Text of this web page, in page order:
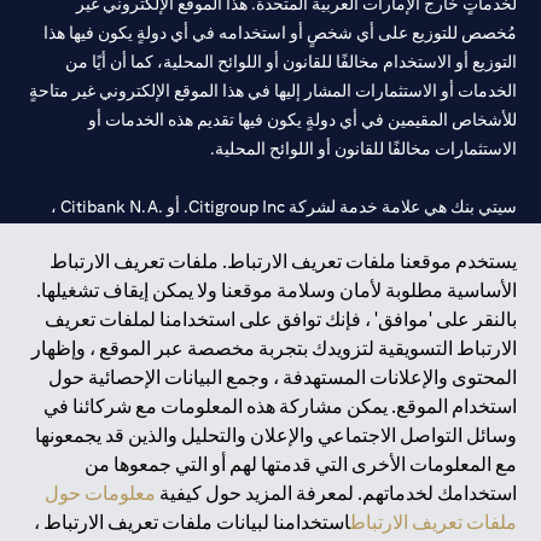
يستخدم موقعنا ملفات تعريف الارتباط. ملفات تعريف الارتباط
الأساسية مطلوبة لأمان وسلامة موقعنا ولا يمكن إيقاف تشغيلها.
بالنقر على 'موافق' ، فإنك توافق على استخدامنا لملفات تعريف
الارتباط التسويقية لتزويدك بتجربة مخصصة عبر الموقع ، وإظهار
المحتوى والإعلانات المستهدفة ، وجمع البيانات الإحصائية حول
استخدام الموقع. يمكن مشاركة هذه المعلومات مع شركائنا في
وسائل التواصل الاجتماعي والإعلان والتحليل والذين قد يجمعونها
مع المعلومات الأخرى التي قدمتها لهم أو التي جمعوها من
استخدامك لخدماتهم. لمعرفة المزيد حول كيفية معلومات حول
ملفات تعريف الارتباطاستخدامنا لبيانات ملفات تعريف الارتباط ،
مُخصص للتوزيع على أي شخصٍ أو استخدامه في أي دولةٍ يكون فيها هذا
التوزيع أو الاستخدام مخالفًا للقانون أو اللوائح المحلية، كما أن أيًا من
الخدمات أو الاستثمارات المشار إليها في هذا الموقع الإلكتروني غير متاحةٍ
للأشخاص المقيمين في أي دولةٍ يكون فيها تقديم هذه الخدمات أو
الاستثمارات مخالفًا للقانون أو اللوائح المحلية.
سيتي بنك هي علامة خدمة لشركة Citigroup Inc. أو .Citibank N.A ،
سيتي بنك إن. إيه. الإمارات مسجل لدى مصرف الإمارات المركزي تحت
أرقام التراخيص 202563 لفرع الوصل في دبي، 531989 لفرع مول
الإمارات في دبي، و CN-1002019 لفرع أبوظبي. هاتف: 4000 311 04.
فرع سيتي بنك إن إيه - الإمارات العربية المتحدة مرخص من مصرف
الإمارات العربية المتحدة المركزي كفرع لبنك أجنبي.
سيتي بنك إن إيه الإمارات العربية المتحدة مرخص من هيئة الأوراق المالية
والسلع في الإمارات العربية المتحدة ("SCA") للقيام بالنشاط المالي لـ أ)
الاستشارات المالية والتعريف والترويج بموجب ترخيص رقم
20200000097 ب) وسيط تداول في الأسواق الدولية بموجب ترخيص